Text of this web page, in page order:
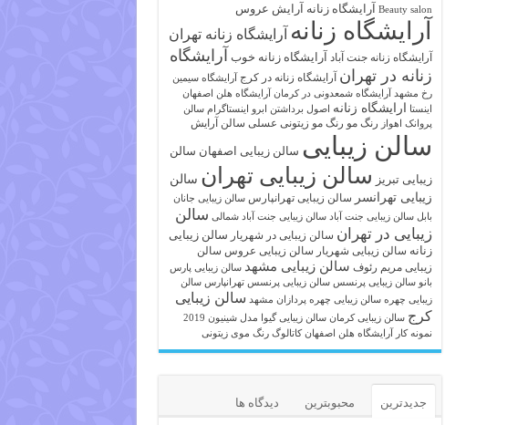
Beauty salon آرايشگاه زنانه آرایش عروس
آرایشگاه زنانه آرایشگاه زنانه تهران
آرایشگاه زنانه جنت آباد آرایشگاه زنانه خوب آرایشگاه
زنانه در تهران آرایشگاه زنانه در کرج
آرایشگاه سیمین
رخ مشهد
آرایشگاه شمعدونی در کرمان آرایشگاه هلن اصفهان
اینستا ارایشگاه زنانه اصول برداشتن ابرو
اینستاگرام سالن
پروانک اهواز
رنگ مو رنگ مو زیتونی عسلی سالن آرایش
سالن زیبایی سالن زیبایی اصفهان سالن
زیبایی تبریز سالن زیبایی تهران سالن
زیبایی تهرانسر سالن زیبایی تهرانپارس سالن زیبایی جانان
بابل سالن زیبایی جنت آباد سالن زیبایی جنت آباد شمالی سالن
زیبایی در تهران سالن زیبایی در شهریار سالن زیبایی
زنانه سالن زیبایی شهریار سالن زیبایی عروس سالن
زیبایی مریم رئوف سالن زیبایی مشهد سالن زیبایی پارس
بانو سالن زیبایی پرنسس سالن زیبایی پرنسس تهرانپارس سالن
زیبایی چهره سالن زیبایی چهره پردازان مشهد سالن زیبایی
کرج سالن زیبایی کرمان سالن زیبایی گیوا
مدل شینیون 2019
نمونه کار آرایشگاه هلن اصفهان کاتالوگ رنگ موی زیتونی
جدیدترین محبوبترین دیدگاه ها